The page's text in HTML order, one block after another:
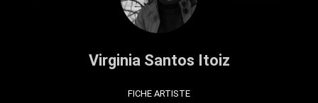
Virginia Santos Itoiz
FICHE ARTISTE